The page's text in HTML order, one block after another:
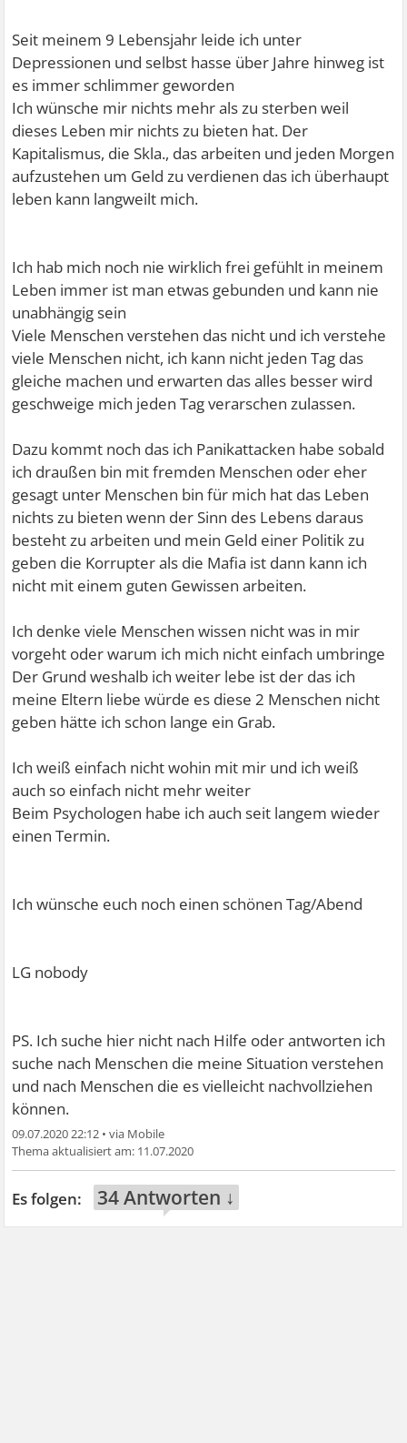
Seit meinem 9 Lebensjahr leide ich unter
Depressionen und selbst hasse über Jahre hinweg ist
es immer schlimmer geworden
Ich wünsche mir nichts mehr als zu sterben weil
dieses Leben mir nichts zu bieten hat. Der
Kapitalismus, die Skla., das arbeiten und jeden Morgen
aufzustehen um Geld zu verdienen das ich überhaupt
leben kann langweilt mich.
Ich hab mich noch nie wirklich frei gefühlt in meinem
Leben immer ist man etwas gebunden und kann nie
unabhängig sein
Viele Menschen verstehen das nicht und ich verstehe
viele Menschen nicht, ich kann nicht jeden Tag das
gleiche machen und erwarten das alles besser wird
geschweige mich jeden Tag verarschen zulassen.
Dazu kommt noch das ich Panikattacken habe sobald
ich draußen bin mit fremden Menschen oder eher
gesagt unter Menschen bin für mich hat das Leben
nichts zu bieten wenn der Sinn des Lebens daraus
besteht zu arbeiten und mein Geld einer Politik zu
geben die Korrupter als die Mafia ist dann kann ich
nicht mit einem guten Gewissen arbeiten.
Ich denke viele Menschen wissen nicht was in mir
vorgeht oder warum ich mich nicht einfach umbringe
Der Grund weshalb ich weiter lebe ist der das ich
meine Eltern liebe würde es diese 2 Menschen nicht
geben hätte ich schon lange ein Grab.
Ich weiß einfach nicht wohin mit mir und ich weiß
auch so einfach nicht mehr weiter
Beim Psychologen habe ich auch seit langem wieder
einen Termin.
Ich wünsche euch noch einen schönen Tag/Abend
LG nobody
PS. Ich suche hier nicht nach Hilfe oder antworten ich
suche nach Menschen die meine Situation verstehen
und nach Menschen die es vielleicht nachvollziehen
können.
09.07.2020 22:12 •
11.07.2020
34 Antworten ↓